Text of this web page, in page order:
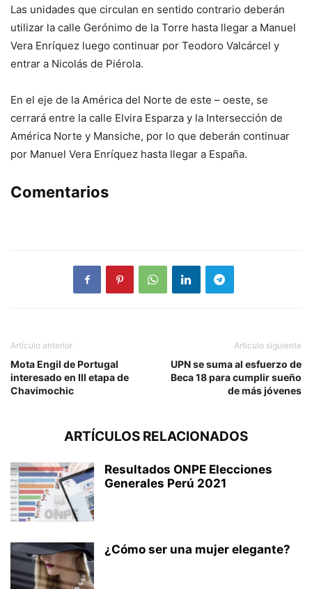
Las unidades que circulan en sentido contrario deberán
utilizar la calle Gerónimo de la Torre hasta llegar a Manuel
Vera Enríquez luego continuar por Teodoro Valcárcel y
entrar a Nicolás de Piérola.
En el eje de la América del Norte de este – oeste, se
cerrará entre la calle Elvira Esparza y la Intersección de
América Norte y Mansiche, por lo que deberán continuar
por Manuel Vera Enríquez hasta llegar a España.
Comentarios
Artículo anterior
Mota Engil de Portugal
interesado en III etapa de
Chavimochic
Artículo siguiente
UPN se suma al esfuerzo de
Beca 18 para cumplir sueño
de más jóvenes
ARTÍCULOS RELACIONADOS
Resultados ONPE Elecciones
Generales Perú 2021
¿Cómo ser una mujer elegante?